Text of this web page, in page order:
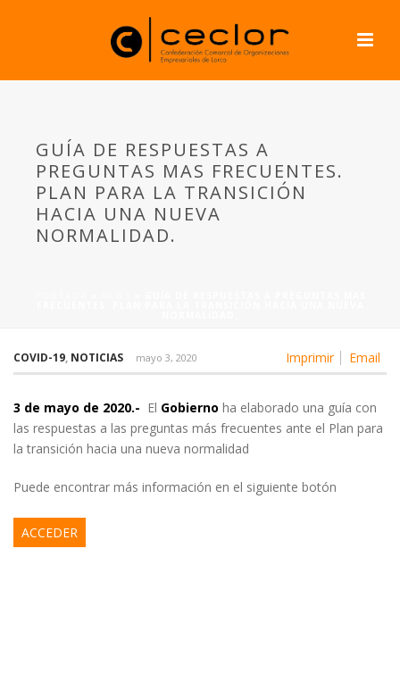
GUÍA DE RESPUESTAS A
PREGUNTAS MAS FRECUENTES.
PLAN PARA LA TRANSICIÓN
HACIA UNA NUEVA
NORMALIDAD.
Imprimir Email
COVID-19, NOTICIAS mayo 3, 2020
3 de mayo de 2020.- El Gobierno ha elaborado una guía con
las respuestas a las preguntas más frecuentes ante el Plan para
la transición hacia una nueva normalidad
Puede encontrar más información en el siguiente botón
ACCEDER